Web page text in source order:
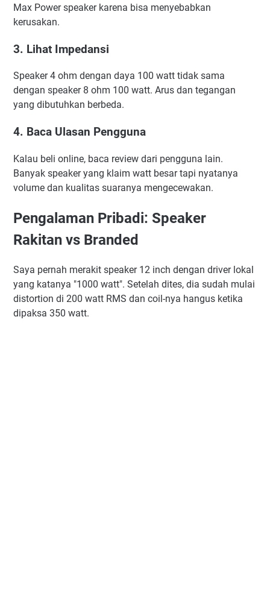
Max Power speaker karena bisa menyebabkan
kerusakan.
3. Lihat Impedansi
Speaker 4 ohm dengan daya 100 watt tidak sama
dengan speaker 8 ohm 100 watt. Arus dan tegangan
yang dibutuhkan berbeda.
4. Baca Ulasan Pengguna
Kalau beli online, baca review dari pengguna lain.
Banyak speaker yang klaim watt besar tapi nyatanya
volume dan kualitas suaranya mengecewakan.
Pengalaman Pribadi: Speaker
Rakitan vs Branded
Saya pernah merakit speaker 12 inch dengan driver lokal
yang katanya "1000 watt". Setelah dites, dia sudah mulai
distortion di 200 watt RMS dan coil-nya hangus ketika
dipaksa 350 watt.